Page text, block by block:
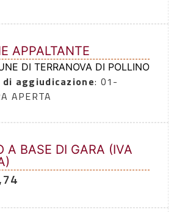
APPALTANTE
DI TERRANOVA DI POLLINO
di aggiudicazione: 01-
APERTA
A BASE DI GARA (IVA